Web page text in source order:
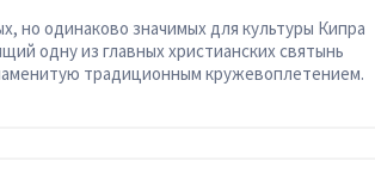
но одинаково значимых для культуры Кипра
одну из главных христианских святынь
традиционным кружевоплетением.